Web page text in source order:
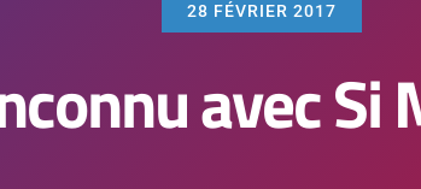
28 FÉVRIER 2017
avec Si